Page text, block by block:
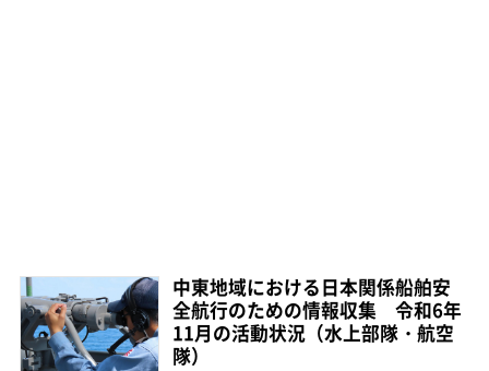
中東地域における日本関係船舶安
全航行のための情報収集 令和6年
11月の活動状況（水上部隊・航空
隊）